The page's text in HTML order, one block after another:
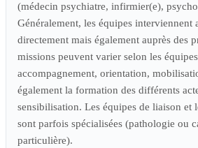
(médecin psychiatre, infirmier(e),
Généralement, les équipes interviennent
directement mais également auprès des
missions peuvent varier selon les
accompagnement, orientation,
également la formation des différents
sensibilisation. Les équipes de liaison et
sont parfois spécialisées (pathologie ou
particulière).